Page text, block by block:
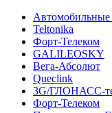
Teltonika
Форт-Телеком
GALILEOSKY
Вега-Абсолют
Queclink
3G/ГЛОНАСС-
Форт-Телеком